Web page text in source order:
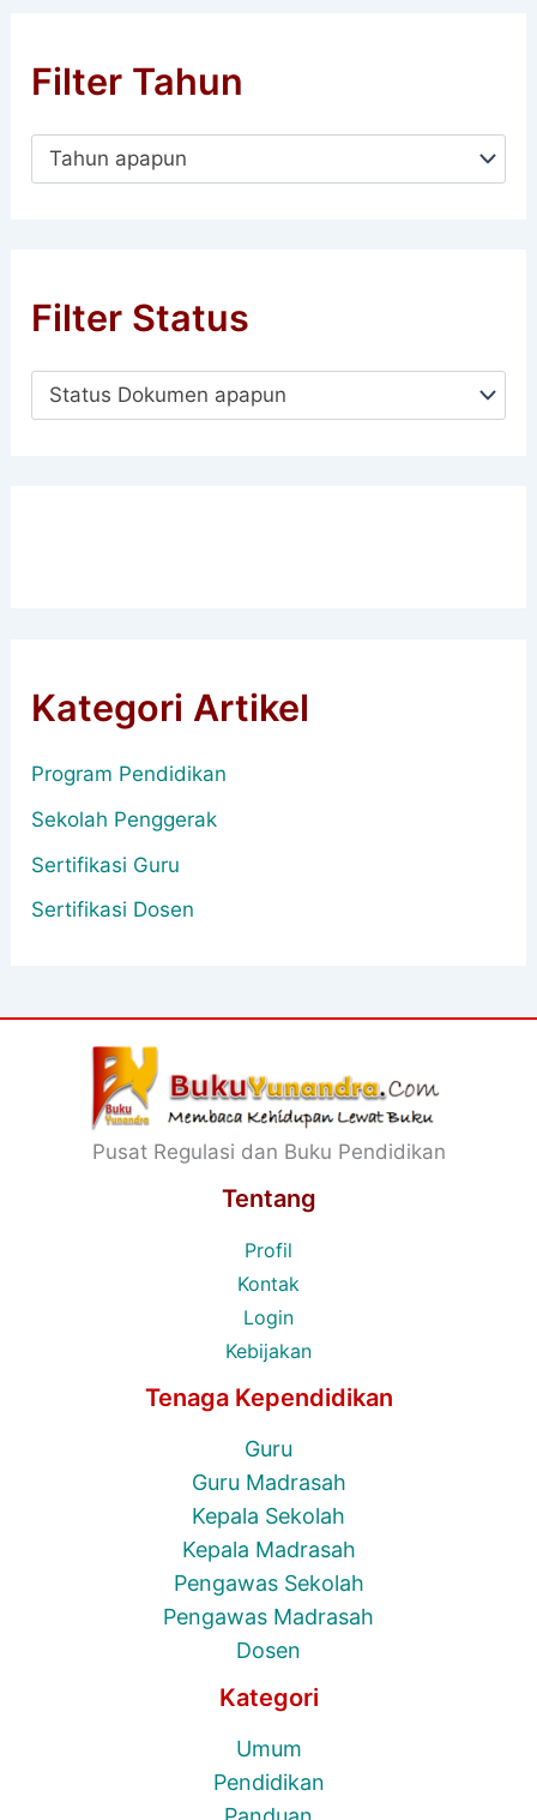
Filter Tahun
Tahun apapun
Filter Status
Status Dokumen apapun
Kategori Artikel
Program Pendidikan
Sekolah Penggerak
Sertifikasi Guru
Sertifikasi Dosen
Pusat Regulasi dan Buku Pendidikan
Tentang
Profil
Kontak
Login
Kebijakan
Tenaga Kependidikan
Guru
Guru Madrasah
Kepala Sekolah
Kepala Madrasah
Pengawas Sekolah
Pengawas Madrasah
Dosen
Kategori
Umum
Pendidikan